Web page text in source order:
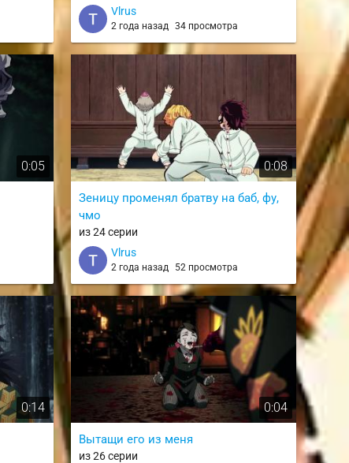
Vlrus
2 года назад 34 просмотра
0:05 0:08
Зеницу променял братву на баб, фу,
чмо
из 24 серии
Vlrus
2 года назад 52 просмотра
0:14 0:04
Вытащи его из меня
из 26 серии